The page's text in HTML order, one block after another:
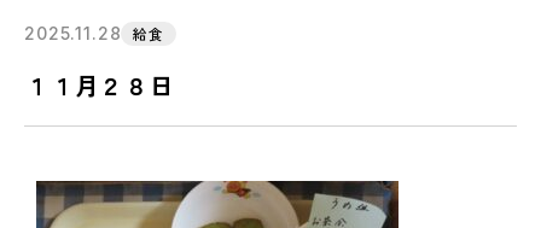
2025.11.28 給食
１１月２８日